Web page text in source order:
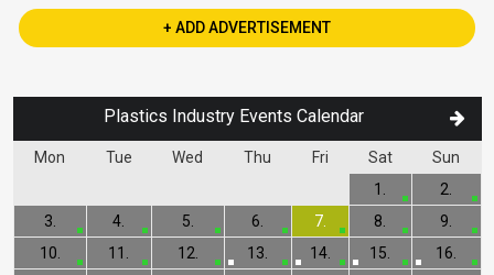
+ ADD ADVERTISEMENT
Plastics Industry Events Calendar
Mon Tue Wed Thu Fri Sat Sun
1.
2.
3.
4. 5. 6. 7. 8.
9.
10.
11. 12. 13. 14. 15.
16.